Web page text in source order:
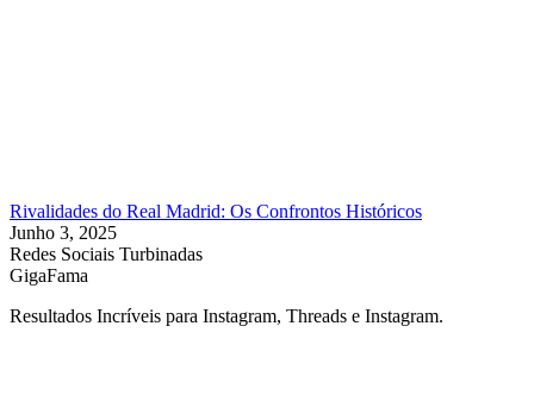
Rivalidades do Real Madrid: Os Confrontos Históricos
Junho 3, 2025
Redes Sociais Turbinadas
GigaFama
Resultados Incríveis para Instagram, Threads e Instagram.